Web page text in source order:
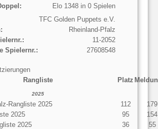
Elo 1348 in 0 Spielen
TFC Golden Puppets e.V.
Rheinland-Pfalz
11-2052
Spielernr.:
27608548
Rangliste
Platz
2025
Rangliste 2025 112
179
2025
95
154
2025
36
55